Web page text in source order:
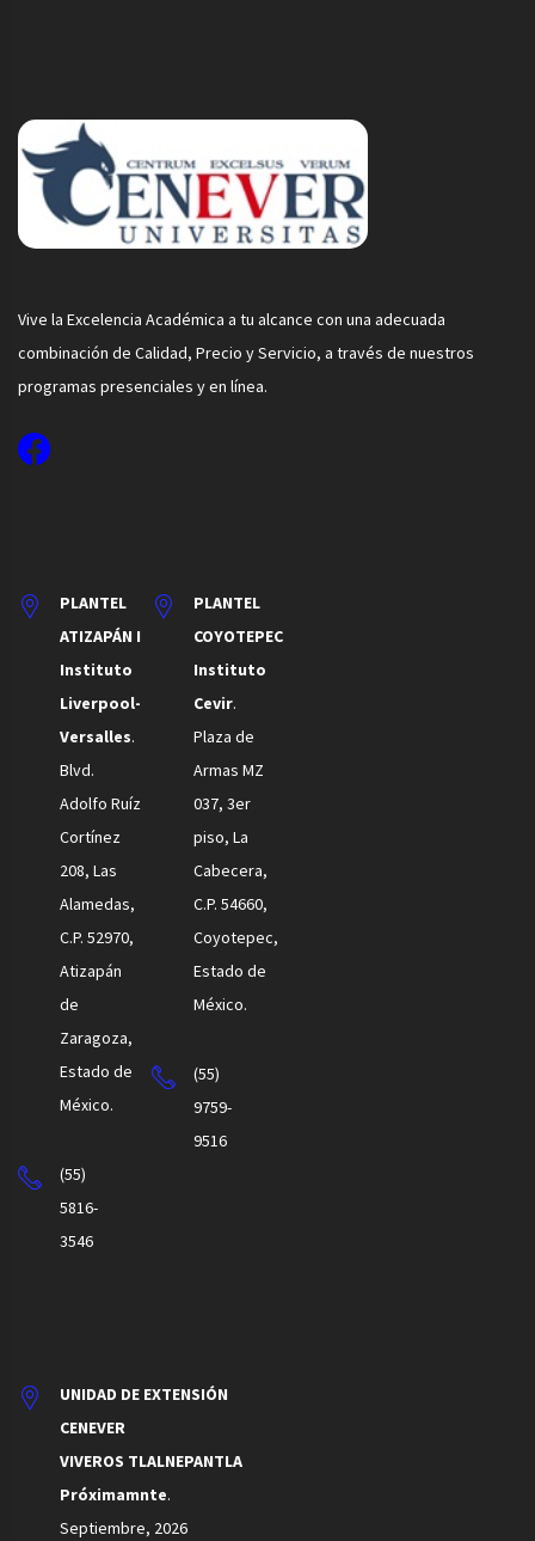
Vive la Excelencia Académica a tu alcance con una adecuada
combinación de Calidad, Precio y Servicio, a través de nuestros
programas presenciales y en línea.
PLANTEL
ATIZAPÁN I
Instituto
Liverpool-
Versalles.
Blvd.
Adolfo Ruíz
Cortínez
208, Las
Alamedas,
C.P. 52970,
Atizapán
de
Zaragoza,
Estado de
México.
(55)
5816-
3546
PLANTEL
COYOTEPEC
Instituto
Cevir.
Plaza de
Armas MZ
037, 3er
piso, La
Cabecera,
C.P. 54660,
Coyotepec,
Estado de
México.
(55)
9759-
9516
UNIDAD DE EXTENSIÓN
CENEVER
VIVEROS TLALNEPANTLA
Próximamnte.
Septiembre, 2026